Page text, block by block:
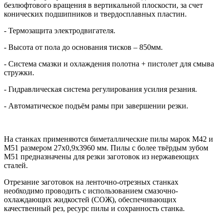
безлюфтового вращения в вертикальной плоскости, за счет
конических подшипников и твердосплавных пластин.
- Термозащита электродвигателя.
- Высота от пола до основания тисков – 850мм.
- Система смазки и охлаждения полотна + пистолет для смыва
стружки.
- Гидравлическая система регулирования усилия резания.
- Автоматическое подъём рамы при завершении резки.
На станках применяются биметаллические пилы марок М42 и
М51 размером 27х0,9х3960 мм. Пилы с более твёрдым зубом
М51 предназначены для резки заготовок из нержавеющих
сталей.
Отрезание заготовок на ленточно-отрезных станках
необходимо проводить с использованием смазочно-
охлаждающих жидкостей (СОЖ), обеспечивающих
качественный рез, ресурс пилы и сохранность станка.